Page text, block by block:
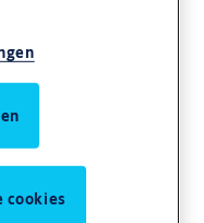
cookies